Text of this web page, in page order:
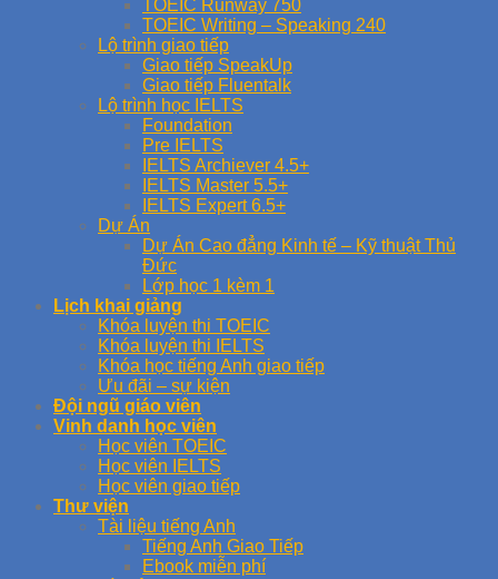
TOEIC Runway 750
TOEIC Writing – Speaking 240
Lộ trình giao tiếp
Giao tiếp SpeakUp
Giao tiếp Fluentalk
Lộ trình học IELTS
Foundation
Pre IELTS
IELTS Archiever 4.5+
IELTS Master 5.5+
IELTS Expert 6.5+
Dự Án
Dự Án Cao đẳng Kinh tế – Kỹ thuật Thủ
Đức
Lớp học 1 kèm 1
Lịch khai giảng
Khóa luyện thi TOEIC
Khóa luyện thi IELTS
Khóa học tiếng Anh giao tiếp
Ưu đãi – sự kiện
Đội ngũ giáo viên
Vinh danh học viên
Học viên TOEIC
Học viên IELTS
Học viên giao tiếp
Thư viện
Tài liệu tiếng Anh
Tiếng Anh Giao Tiếp
Ebook miễn phí